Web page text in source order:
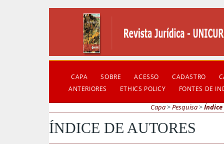
CAPA SOBRE ACESSO CADASTRO
ANTERIORES
ETHICS POLICY FONTES DE
Capa>Pesquisa>Índice
ÍNDICE DE AUTORES